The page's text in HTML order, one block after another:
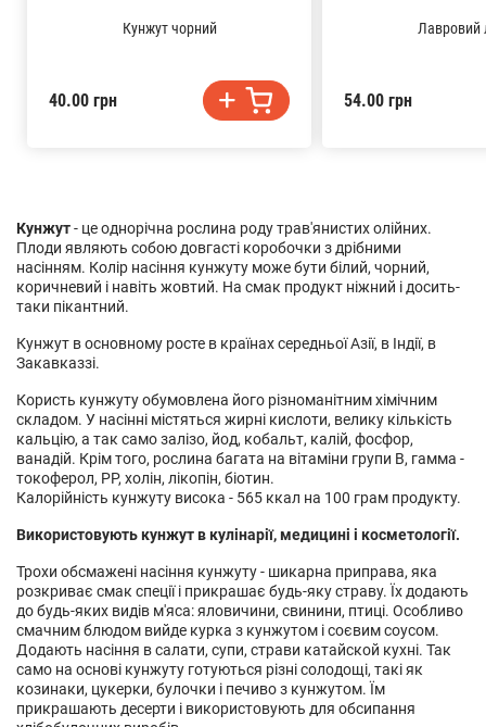
Кунжут- це однорічна рослина роду трав'янистих олійних.
Плоди являють собою довгасті коробочки з дрібними
насінням. Колір насіння кунжуту може бути білий, чорний,
коричневий і навіть жовтий. На смак продукт ніжний і досить-
таки пікантний.
Кунжут в основному росте в країнах середньої Азії, в Індії, в
Закавказзі.
Користь кунжуту обумовлена його різноманітним хімічним
складом. У насінні містяться жирні кислоти, велику кількість
кальцію, а так само залізо, йод, кобальт, калій, фосфор,
ванадій. Крім того, рослина багата на вітаміни групи В, гамма -
токоферол, РР, холін, лікопін, біотин.
Калорійність кунжуту висока - 565 ккал на 100 грам продукту.
Використовують кунжут в кулінарії, медицині і косметології.
Трохи обсмажені насіння кунжуту - шикарна приправа, яка
розкриває смак спеції і прикрашає будь-яку страву. Їх додають
до будь-яких видів м'яса: яловичини, свинини, птиці. Особливо
смачним блюдом вийде курка з кунжутом і соєвим соусом.
Додають насіння в салати, супи, страви катайской кухні. Так
само на основі кунжуту готуються різні солодощі, такі як
козинаки, цукерки, булочки і печиво з кунжутом. Їм
прикрашають десерти і використовують для обсипання
Кунжут чорний
40.00 грн
Лавровий
54.00 грн